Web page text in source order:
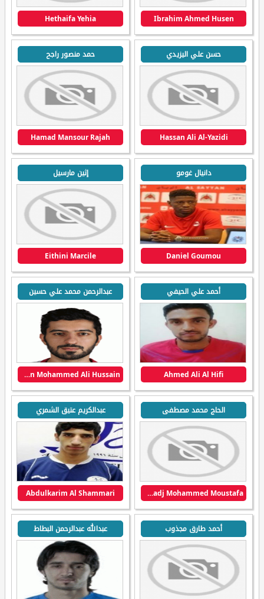
Ibrahim Ahmed Husen
Hethaifa Yehia
حسن علي اليزيدي
Hassan Ali Al-Yazidi
حمد منصور راجح
Hamad Mansour Rajah
دانيال غومو
Daniel Goumou
إثين مارسيل
Eithini Marcile
أحمد علي الحيفي
Ahmed Ali Al Hifi
عبدالرحمن محمد علي حسين
Abdulrahman Mohammed Ali Hussain
الحاج محمد مصطفى
Alhadj Mohammed Moustafa
عبدالكريم عتيق الشمري
Abdulkarim Al Shammari
أحمد طارق مجذوب عبدالله عبدالرحمن البطاط